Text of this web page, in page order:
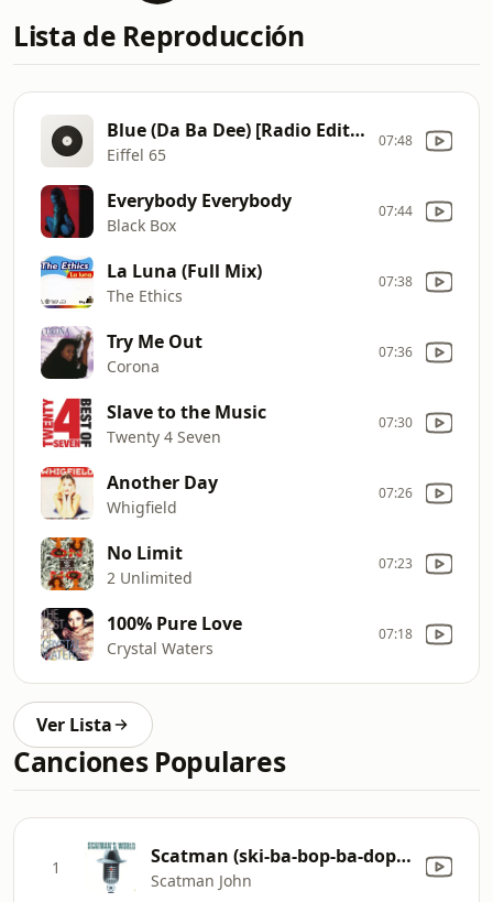
Lista de Reproducción
Blue (Da Ba Dee) [Radio Edit DJ Ponte]
Eiffel 65
07:48
Everybody Everybody
Black Box
07:44
La Luna (Full Mix)
The Ethics
07:38
Try Me Out
Corona
07:36
Slave to the Music
Twenty 4 Seven
07:30
Another Day
Whigfield
07:26
No Limit
2 Unlimited
07:23
100% Pure Love
Crystal Waters
07:18
Ver Lista
Canciones Populares
1 Scatman (ski-ba-bop-ba-dop-bop)
Scatman John